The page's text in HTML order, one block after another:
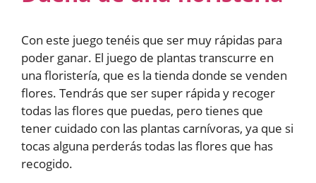
Con este juego tenéis que ser muy rápidas para
poder ganar. El juego de plantas transcurre en
una floristería, que es la tienda donde se venden
flores. Tendrás que ser super rápida y recoger
todas las flores que puedas, pero tienes que
tener cuidado con las plantas carnívoras, ya que si
tocas alguna perderás todas las flores que has
recogido.